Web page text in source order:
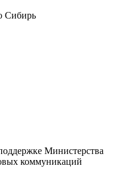
Сибирь
Министерства
коммуникаций